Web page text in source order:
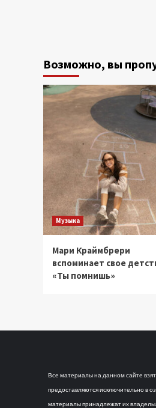
Возможно, вы
Музыка
Мари Краймбрери
вспоминает свое
«Ты помнишь»
Все материалы на данном сайте
предоставляются исключительно в
материалы принадлежат их